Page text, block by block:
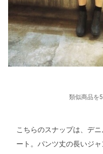
類似商品を
こちらのスナップは、デ
ート。パンツ丈の長いジ